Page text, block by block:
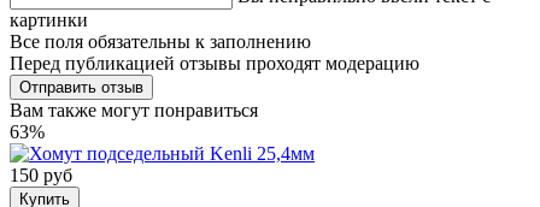
картинки
Все поля обязательны к заполнению
Перед публикацией отзывы проходят модерацию
Вам также могут понравиться
63%
150 руб
Купить